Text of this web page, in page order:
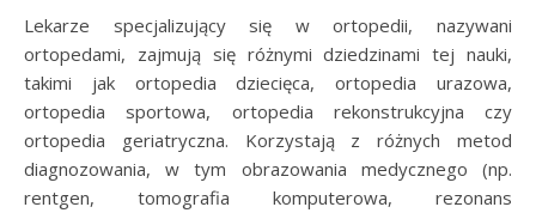
Lekarze specjalizujący się w ortopedii, nazywani
ortopedami, zajmują się różnymi dziedzinami tej nauki,
takimi jak ortopedia dziecięca, ortopedia urazowa,
ortopedia sportowa, ortopedia rekonstrukcyjna czy
ortopedia geriatryczna. Korzystają z różnych metod
diagnozowania, w tym obrazowania medycznego (np.
rentgen, tomografia komputerowa, rezonans